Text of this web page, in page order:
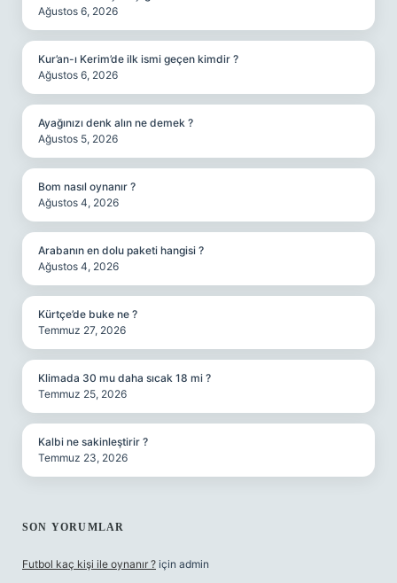
Ağustos 6, 2026
Kur’an-ı Kerim’de ilk ismi geçen kimdir ?
Ağustos 6, 2026
Ayağınızı denk alın ne demek ?
Ağustos 5, 2026
Bom nasıl oynanır ?
Ağustos 4, 2026
Arabanın en dolu paketi hangisi ?
Ağustos 4, 2026
Kürtçe’de buke ne ?
Temmuz 27, 2026
Klimada 30 mu daha sıcak 18 mi ?
Temmuz 25, 2026
Kalbi ne sakinleştirir ?
Temmuz 23, 2026
SON YORUMLAR
Futbol kaç kişi ile oynanır ? için admin